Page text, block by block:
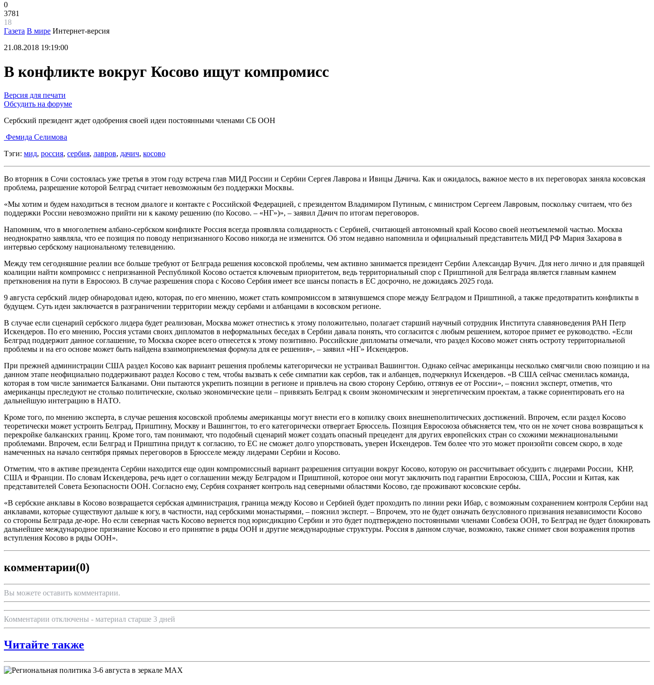
0
3781
18
Газета В мире Интернет-версия
21.08.2018 19:19:00
В конфликте вокруг Косово ищут компромисс
Версия для печати
Обсудить на форуме
Сербский президент ждет одобрения своей идеи постоянными членами СБ ООН
Фемида Селимова
Тэги: мид, россия, сербия, лавров, дачич, косово
Во вторник в Сочи состоялась уже третья в этом году встреча глав МИД России и Сербии Сергея Лаврова и Ивицы Дачича. Как и ожидалось, важное место в их переговорах заняла косовская
проблема, разрешение которой Белград считает невозможным без поддержки Москвы.
«Мы хотим и будем находиться в тесном диалоге и контакте с Российской Федерацией, с президентом Владимиром Путиным, с министром Сергеем Лавровым, поскольку считаем, что без
поддержки России невозможно прийти ни к какому решению (по Косово. – «НГ»)», – заявил Дачич по итогам переговоров.
Напомним, что в многолетнем албано-сербском конфликте Россия всегда проявляла солидарность с Сербией, считающей автономный край Косово своей неотъемлемой частью. Москва
неоднократно заявляла, что ее позиция по поводу непризнанного Косово никогда не изменится. Об этом недавно напомнила и официальный представитель МИД РФ Мария Захарова в
интервью сербскому национальному телевидению.
Между тем сегодняшние реалии все больше требуют от Белграда решения косовской проблемы, чем активно занимается президент Сербии Александар Вучич. Для него лично и для правящей
коалиции найти компромисс с непризнанной Республикой Косово остается ключевым приоритетом, ведь территориальный спор с Приштиной для Белграда является главным камнем
преткновения на пути в Евросоюз. В случае разрешения спора с Косово Сербия имеет все шансы попасть в ЕС досрочно, не дожидаясь 2025 года.
9 августа сербский лидер обнародовал идею, которая, по его мнению, может стать компромиссом в затянувшемся споре между Белградом и Приштиной, а также предотвратить конфликты в
будущем. Суть идеи заключается в разграничении территории между сербами и албанцами в косовском регионе.
В случае если сценарий сербского лидера будет реализован, Москва может отнестись к этому положительно, полагает старший научный сотрудник Института славяноведения РАН Петр
Искендеров. По его мнению, Россия устами своих дипломатов в неформальных беседах в Сербии давала понять, что согласится с любым решением, которое примет ее руководство. «Если
Белград поддержит данное соглашение, то Москва скорее всего отнесется к этому позитивно. Российские дипломаты отмечали, что раздел Косово может снять остроту территориальной
проблемы и на его основе может быть найдена взаимоприемлемая формула для ее решения», – заявил «НГ» Искендеров.
При прежней администрации США раздел Косово как вариант решения проблемы категорически не устраивал Вашингтон. Однако сейчас американцы несколько смягчили свою позицию и на
данном этапе неофициально поддерживают раздел Косово с тем, чтобы вызвать к себе симпатии как сербов, так и албанцев, подчеркнул Искендеров. «В США сейчас сменилась команда,
которая в том числе занимается Балканами. Они пытаются укрепить позиции в регионе и привлечь на свою сторону Сербию, оттянув ее от России», – пояснил эксперт, отметив, что
американцы преследуют не столько политические, сколько экономические цели – привязать Белград к своим экономическим и энергетическим проектам, а также сориентировать его на
дальнейшую интеграцию в НАТО.
Кроме того, по мнению эксперта, в случае решения косовской проблемы американцы могут внести его в копилку своих внешнеполитических достижений. Впрочем, если раздел Косово
теоретически может устроить Белград, Приштину, Москву и Вашингтон, то его категорически отвергает Брюссель. Позиция Евросоюза объясняется тем, что он не хочет снова возвращаться к
перекройке балканских границ. Кроме того, там понимают, что подобный сценарий может создать опасный прецедент для других европейских стран со схожими межнациональными
проблемами. Впрочем, если Белград и Приштина придут к согласию, то ЕС не сможет долго упорствовать, уверен Искендеров. Тем более что это может произойти совсем скоро, в ходе
намеченных на начало сентября прямых переговоров в Брюсселе между лидерами Сербии и Косово.
Отметим, что в активе президента Сербии находится еще один компромиссный вариант разрешения ситуации вокруг Косово, которую он рассчитывает обсудить с лидерами России, КНР,
США и Франции. По словам Искендерова, речь идет о соглашении между Белградом и Приштиной, которое они могут заключить под гарантии Евросоюза, США, России и Китая, как
представителей Совета Безопасности ООН. Согласно ему, Сербия сохраняет контроль над северными областями Косово, где проживают косовские сербы.
«В сербские анклавы в Косово возвращается сербская администрация, граница между Косово и Сербией будет проходить по линии реки Ибар, с возможным сохранением контроля Сербии над
анклавами, которые существуют дальше к югу, в частности, над сербскими монастырями, – пояснил эксперт. – Впрочем, это не будет означать безусловного признания независимости Косово
со стороны Белграда де-юре. Но если северная часть Косово вернется под юрисдикцию Сербии и это будет подтверждено постоянными членами Совбеза ООН, то Белград не будет блокировать
дальнейшее международное признание Косово и его принятие в ряды ООН и другие международные структуры. Россия в данном случае, возможно, также снимет свои возражения против
вступления Косово в ряды ООН».
комментарии(0)
Вы можете оставить комментарии.
Комментарии отключены - материал старше 3 дней
Читайте также